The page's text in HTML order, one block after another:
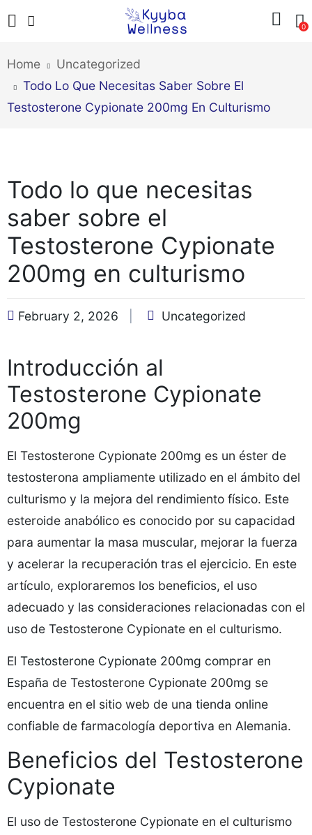
0
Home
Uncategorized
Todo Lo Que Necesitas Saber Sobre El
Testosterone Cypionate 200mg En Culturismo
Todo lo que necesitas
saber sobre el
Testosterone Cypionate
200mg en culturismo
February 2, 2026 Uncategorized
Introducción al
Testosterone Cypionate
200mg
El Testosterone Cypionate 200mg es un éster de
testosterona ampliamente utilizado en el ámbito del
culturismo y la mejora del rendimiento físico. Este
esteroide anabólico es conocido por su capacidad
para aumentar la masa muscular, mejorar la fuerza
y acelerar la recuperación tras el ejercicio. En este
artículo, exploraremos los beneficios, el uso
adecuado y las consideraciones relacionadas con el
uso de Testosterone Cypionate en el culturismo.
El Testosterone Cypionate 200mg comprar en
España de Testosterone Cypionate 200mg se
encuentra en el sitio web de una tienda online
confiable de farmacología deportiva en Alemania.
Beneficios del Testosterone
Cypionate
El uso de Testosterone Cypionate en el culturismo